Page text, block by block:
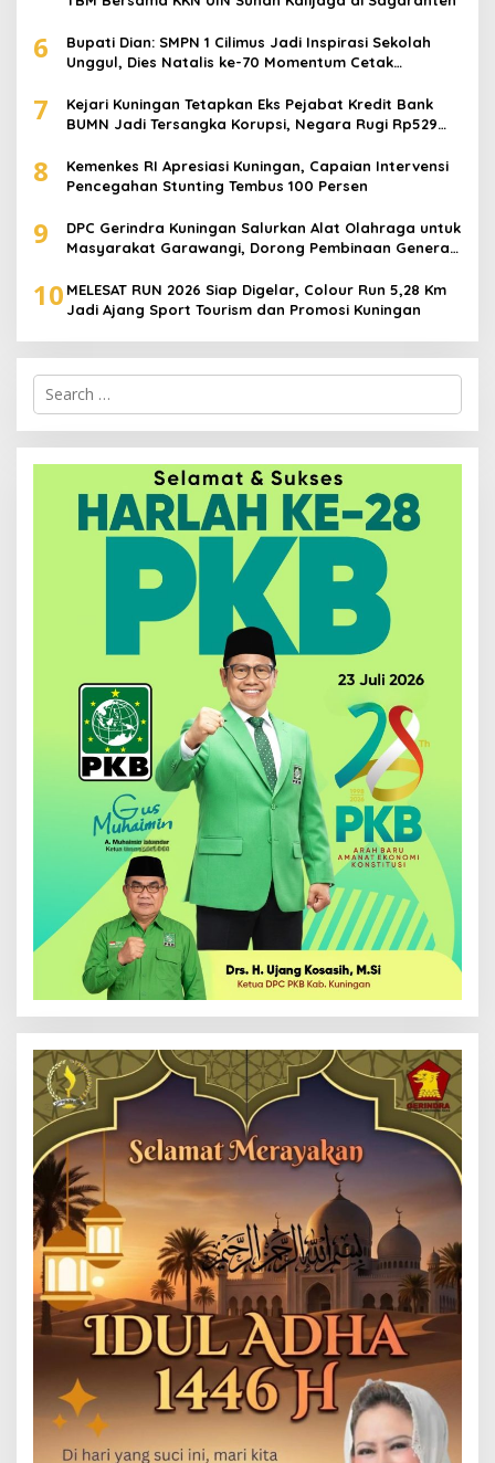
6
Bupati Dian: SMPN 1 Cilimus Jadi Inspirasi Sekolah
Unggul, Dies Natalis ke-70 Momentum Cetak
7
Kejari Kuningan Tetapkan Eks Pejabat Kredit Bank
BUMN Jadi Tersangka Korupsi, Negara Rugi Rp529
8
Kemenkes RI Apresiasi Kuningan, Capaian Intervensi
Pencegahan Stunting Tembus 100 Persen
9
DPC Gerindra Kuningan Salurkan Alat Olahraga untuk
Masyarakat Garawangi, Dorong Pembinaan Generasi
10 MELESAT RUN 2026 Siap Digelar, Colour Run 5,28 Km
Jadi Ajang Sport Tourism dan Promosi Kuningan
Search
for: